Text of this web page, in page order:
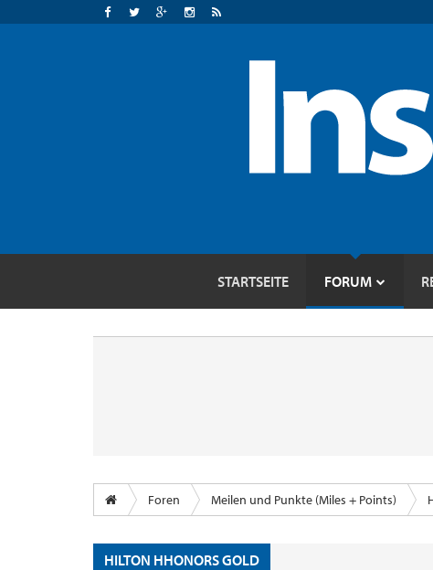
STARTSEITE FORUM
Foren Meilen und Punkte (Miles + Points)
HILTON HHONORS GOLD